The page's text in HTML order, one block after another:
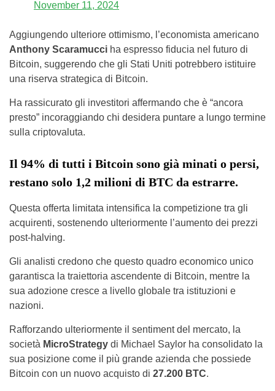
November 11, 2024
Aggiungendo ulteriore ottimismo, l’economista americano
Anthony Scaramucci ha espresso fiducia nel futuro di
Bitcoin, suggerendo che gli Stati Uniti potrebbero istituire
una riserva strategica di Bitcoin.
Ha rassicurato gli investitori affermando che è “ancora
presto” incoraggiando chi desidera puntare a lungo termine
sulla criptovaluta.
Il 94% di tutti i Bitcoin sono già minati o persi,
restano solo 1,2 milioni di BTC da estrarre.
Questa offerta limitata intensifica la competizione tra gli
acquirenti, sostenendo ulteriormente l’aumento dei prezzi
post-halving.
Gli analisti credono che questo quadro economico unico
garantisca la traiettoria ascendente di Bitcoin, mentre la
sua adozione cresce a livello globale tra istituzioni e
nazioni.
Rafforzando ulteriormente il sentiment del mercato, la
società MicroStrategy di Michael Saylor ha consolidato la
sua posizione come il più grande azienda che possiede
Bitcoin con un nuovo acquisto di 27.200 BTC.